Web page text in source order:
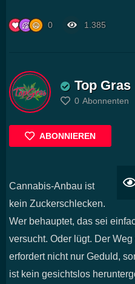
0 1.385
Top Gras
0 Abonnenten
ABONNIEREN
Cannabis-Anbau ist
kein Zuckerschlecken.
Wer behauptet, das sei
versucht. Oder lügt. Der
erfordert nicht nur Geduld,
ist kein gesichtslos